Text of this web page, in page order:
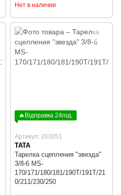
Нет в наличии
🔥Відправка 24год.
Артикул: 203051
TATA
Тарелка сцепления "звезда"
3/8-6 MS-
170/171/180/181/190T/191T/21
0/211/230/250